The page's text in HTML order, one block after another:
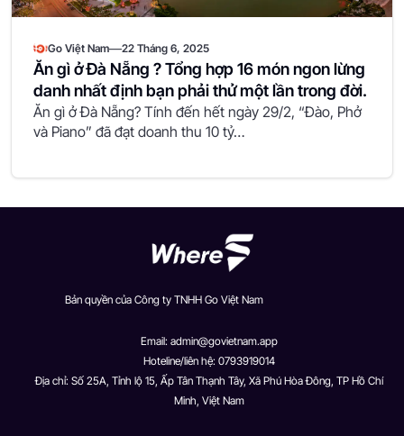
Go Việt Nam—22 Tháng 6, 2025
Ăn gì ở Đà Nẵng ? Tổng hợp 16 món ngon lừng
danh nhất định bạn phải thử một lần trong đời.
Ăn gì ở Đà Nẵng? Tính đến hết ngày 29/2, “Đào, Phở
và Piano” đã đạt doanh thu 10 tỷ…
Bản quyền của Công ty TNHH Go Việt Nam
Email: admin@govietnam.app
Hoteline/liên hệ: 0793919014
Địa chỉ: Số 25A, Tỉnh lộ 15, Ấp Tân Thạnh Tây, Xã Phú Hòa Đông, TP Hồ Chí
Minh, Việt Nam